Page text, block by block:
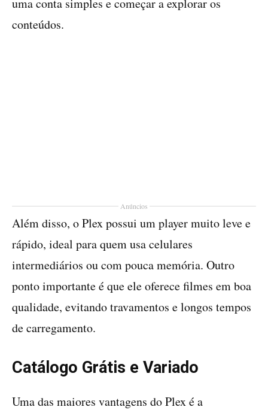
uma conta simples e começar a explorar os
conteúdos.
Anúncios
Além disso, o Plex possui um player muito leve e
rápido, ideal para quem usa celulares
intermediários ou com pouca memória. Outro
ponto importante é que ele oferece filmes em boa
qualidade, evitando travamentos e longos tempos
de carregamento.
Catálogo Grátis e Variado
Uma das maiores vantagens do Plex é a